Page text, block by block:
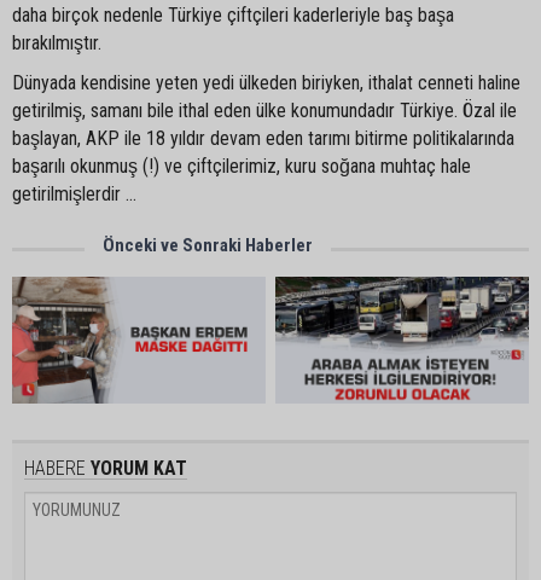
daha birçok nedenle Türkiye çiftçileri kaderleriyle baş başa
bırakılmıştır.
Dünyada kendisine yeten yedi ülkeden biriyken, ithalat cenneti haline
getirilmiş, samanı bile ithal eden ülke konumundadır Türkiye. Özal ile
başlayan, AKP ile 18 yıldır devam eden tarımı bitirme politikalarında
başarılı okunmuş (!) ve çiftçilerimiz, kuru soğana muhtaç hale
getirilmişlerdir ...
Önceki ve Sonraki Haberler
HABERE YORUM KAT